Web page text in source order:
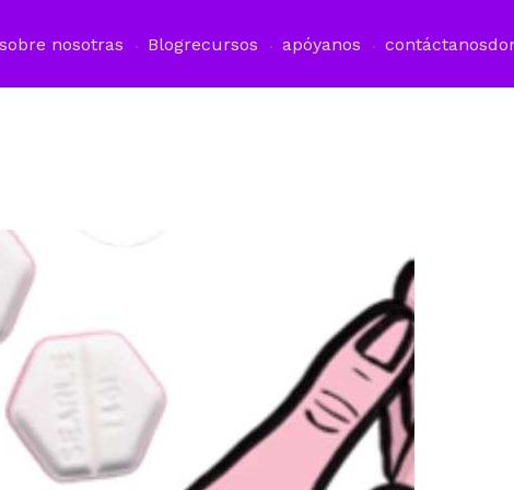
sobre nosotras Blogrecursos apóyanos contáctanos